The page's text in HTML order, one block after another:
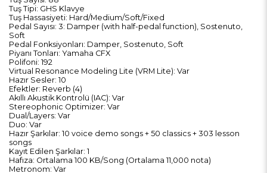
Tuş Tipi: GHS Klavye
Tuş Hassasiyeti: Hard/Medium/Soft/Fixed
Pedal Sayısı: 3: Damper (with half-pedal function), Sostenuto,
Soft
Pedal Fonksiyonları: Damper, Sostenuto, Soft
Piyanı Tonları: Yamaha CFX
Polifoni: 192
Virtual Resonance Modeling Lite (VRM Lite): Var
Hazır Sesler: 10
Efektler: Reverb (4)
Akıllı Akustik Kontrolü (IAC): Var
Stereophonic Optimizer: Var
Dual/Layers: Var
Duo: Var
Hazır Şarkılar: 10 voice demo songs + 50 classics + 303 lesson
songs
Kayıt Edilen Şarkılar: 1
Hafıza: Ortalama 100 KB/Song (Ortalama 11,000 nota)
Metronom: Var